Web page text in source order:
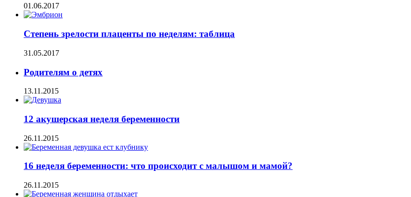
01.06.2017
Степень зрелости плаценты по неделям: таблица
31.05.2017
Родителям о детях
13.11.2015
12 акушерская неделя беременности
26.11.2015
16 неделя беременности: что происходит с малышом и мамой?
26.11.2015